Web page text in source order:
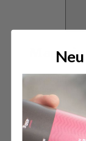
Magazin
Bleibe
Spannende
Körperpflege
M. Reich